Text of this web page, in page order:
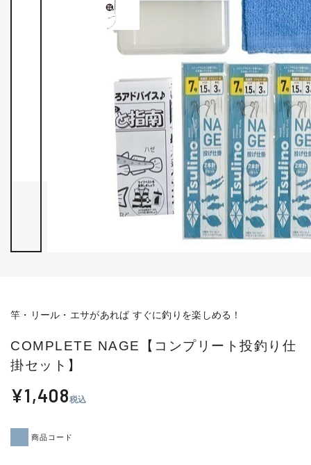
竿・リール・エサがあれば すぐに釣りを楽しめる！
COMPLETE NAGE【コンプリート投釣り仕
掛セット】
¥1,408税込
商品コード